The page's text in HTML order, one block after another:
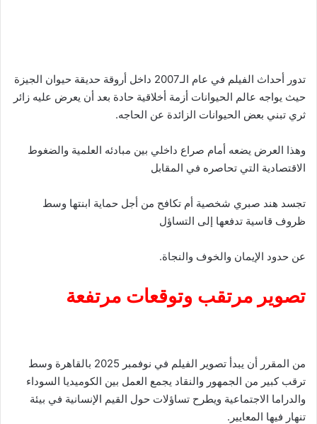
تدور أحداث الفيلم في عام الـ2007 داخل أروقة حديقة حيوان الجيزة
حيث يواجه عالم الحيوانات أزمة أخلاقية حادة بعد أن يعرض عليه زائر
ثري تبني بعض الحيوانات الزائدة عن الحاجه.
وهذا العرض يضعه أمام صراع داخلي بين مبادئه العلمية والضغوط
الاقتصادية التي تحاصره في المقابل
تجسد هند صبري شخصية أم تكافح من أجل حماية ابنتها وسط
ظروف قاسية تدفعها إلى التساؤل
عن حدود الإيمان والخوف والنجاة.
تصوير مرتقب وتوقعات مرتفعة
من المقرر أن يبدأ تصوير الفيلم في نوفمبر 2025 بالقاهرة وسط
ترقب كبير من الجمهور والنقاد يجمع العمل بين الكوميديا السوداء
والدراما الاجتماعية ويطرح تساؤلات حول القيم الإنسانية في بيئة
تنهار فيها المعايير.